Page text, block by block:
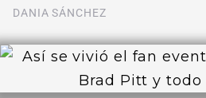
DANIA SÁNCHEZ